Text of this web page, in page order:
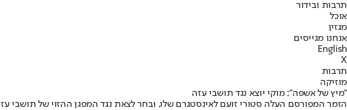
תרבות ובידור
אוכל
מגזין
אנחנו מגייסים
English
X
תרבות
מוזיקה
"מיץ של אשפה": מוקי יוצא נגד תושבי עזה
הזמר המפורסם העלה סטורי זועם לאינסטגרם שלו, ובחר לצאת נגד המפגן ההזוי של